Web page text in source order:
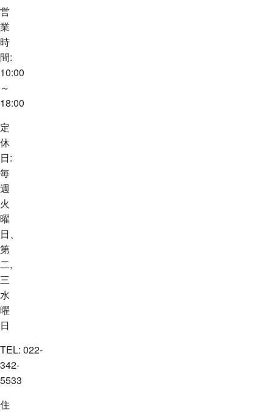
営
業
時
間:
10:00
～
18:00
定
休
日:
毎
週
火
曜
日、
第
二,
三
水
曜
日
TEL: 022-
342-
5533
住